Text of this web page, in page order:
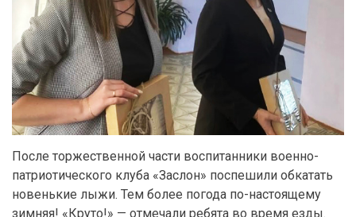
После торжественной части воспитанники военно-
патриотического клуба «Заслон» поспешили обкатать
новенькие лыжи. Тем более погода по-настоящему
зимняя! «Круто!» — отмечали ребята во время езды.